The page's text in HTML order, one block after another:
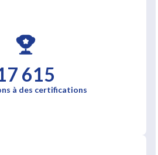
615
à des certifications